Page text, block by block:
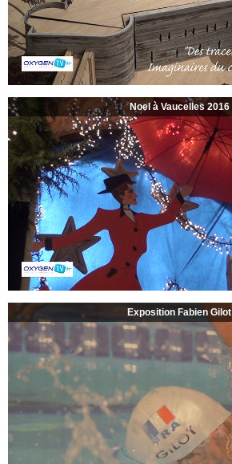
Noel à Vaucelles 2016
Exposition Fabien Gilot